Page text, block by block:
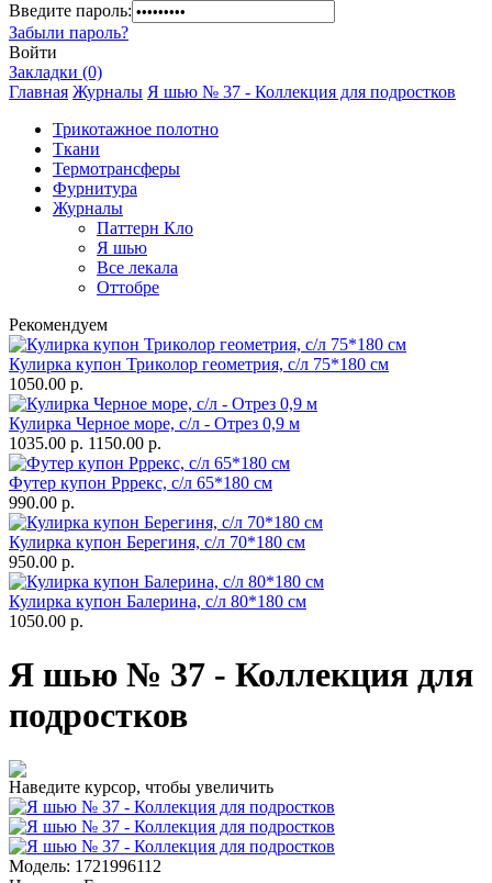
Введите пароль:
Забыли пароль?
Войти
Закладки (0)
Главная Журналы Я шью № 37 - Коллекция для подростков
Трикотажное полотно
Ткани
Термотрансферы
Фурнитура
Журналы
Паттерн Кло
Я шью
Все лекала
Оттобре
Рекомендуем
Кулирка купон Триколор геометрия, с/л 75*180 см
1050.00 р.
Кулирка Черное море, с/л - Отрез 0,9 м
1035.00 р. 1150.00 р.
Футер купон Рррекс, с/л 65*180 см
990.00 р.
Кулирка купон Берегиня, с/л 70*180 см
950.00 р.
Кулирка купон Балерина, с/л 80*180 см
1050.00 р.
Я шью № 37 - Коллекция для
подростков
Наведите курсор, чтобы увеличить
Модель: 1721996112